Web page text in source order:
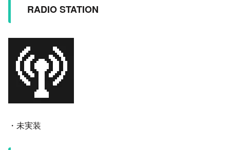
RADIO STATION
・未実装